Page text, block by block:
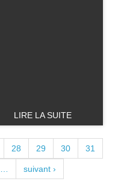
LIRE LA SUITE
28 29 30 31
suivant ›